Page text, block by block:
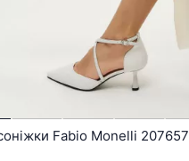
Fabio Monelli 207657